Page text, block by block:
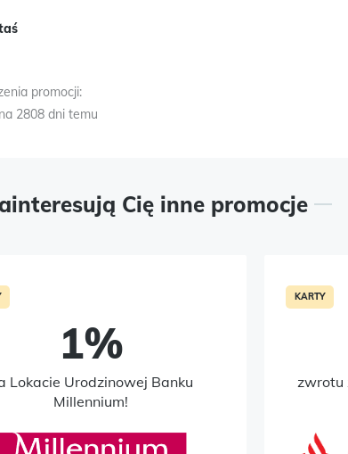
promocji:
2808 dni temu
Cię inne promocje
1%
Lokacie Urodzinowej Banku
Millennium!
KARTY
zwrotu